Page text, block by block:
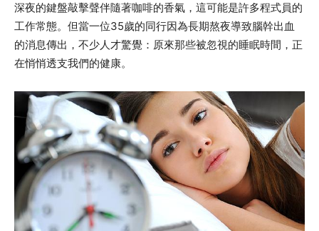
深夜的鍵盤敲擊聲伴隨著咖啡的香氣，這可能是許多程式員的
工作常態。但當一位35歲的同行因為長期熬夜導致腦幹出血
的消息傳出，不少人才驚覺：原來那些被忽視的睡眠時間，正
在悄悄透支我們的健康。